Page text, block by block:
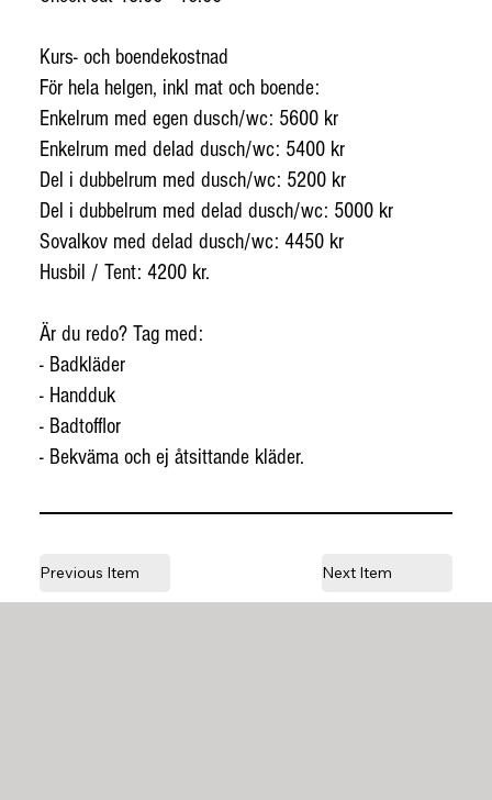
Kurs- och boendekostnad
För hela helgen, inkl mat och boende:
Enkelrum med egen dusch/wc: 5600 kr
Enkelrum med delad dusch/wc: 5400 kr
Del i dubbelrum med dusch/wc: 5200 kr
Del i dubbelrum med delad dusch/wc: 5000 kr
Sovalkov med delad dusch/wc: 4450 kr
Husbil / Tent: 4200 kr.
Är du redo? Tag med:
- Badkläder
- Handduk
- Badtofflor
- Bekväma och ej åtsittande kläder.
Next Item
Previous Item